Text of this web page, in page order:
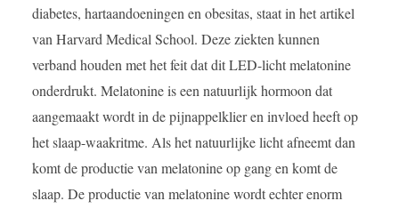
diabetes, hartaandoeningen en obesitas, staat in het artikel
van Harvard Medical School. Deze ziekten kunnen
verband houden met het feit dat dit LED-licht melatonine
onderdrukt. Melatonine is een natuurlijk hormoon dat
aangemaakt wordt in de pijnappelklier en invloed heeft op
het slaap-waakritme. Als het natuurlijke licht afneemt dan
komt de productie van melatonine op gang en komt de
slaap. De productie van melatonine wordt echter enorm